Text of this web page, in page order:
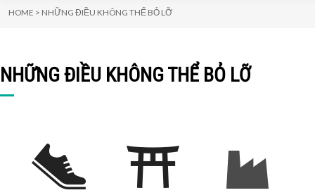
HOME > NHỮNG ĐIỀU KHÔNG THỂ BỎ LỠ
NHỮNG ĐIỀU KHÔNG THỂ BỎ LỠ